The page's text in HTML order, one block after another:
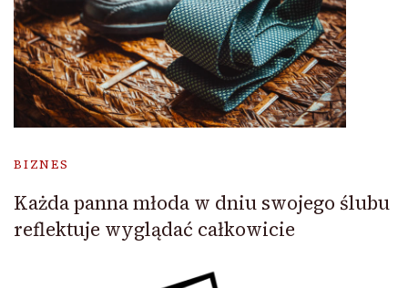
BIZNES
Każda panna młoda w dniu swojego ślubu
reflektuje wyglądać całkowicie